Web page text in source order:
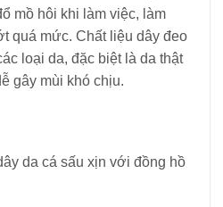
mồ hôi khi làm việc, làm
quá mức. Chất liệu dây đeo
loại da, đặc biệt là da thật
gây mùi khó chịu.
da cá sấu xịn với đồng hồ